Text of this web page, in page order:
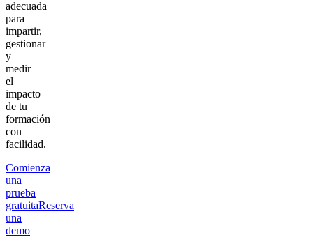
adecuada
para
impartir,
gestionar
y
medir
el
impacto
de tu
formación
con
facilidad.
Comienza
una
prueba
gratuitaReserva
una
demo